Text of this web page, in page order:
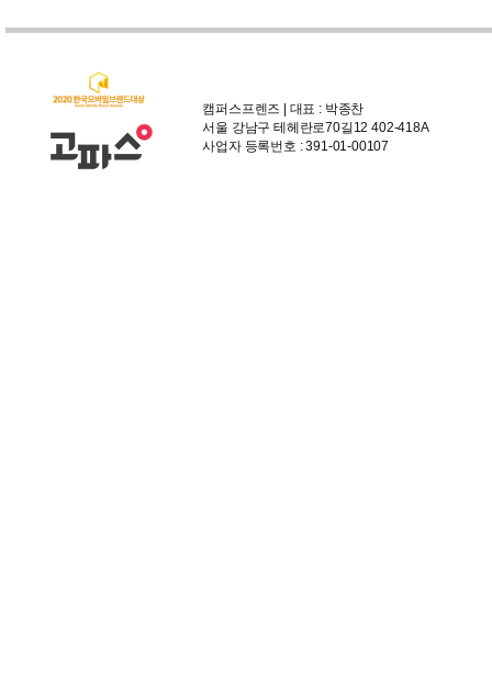
캠퍼스프렌즈 | 대표 : 박종찬
서울 강남구 테헤란로70길12 402-418A
사업자 등록번호 : 391-01-00107